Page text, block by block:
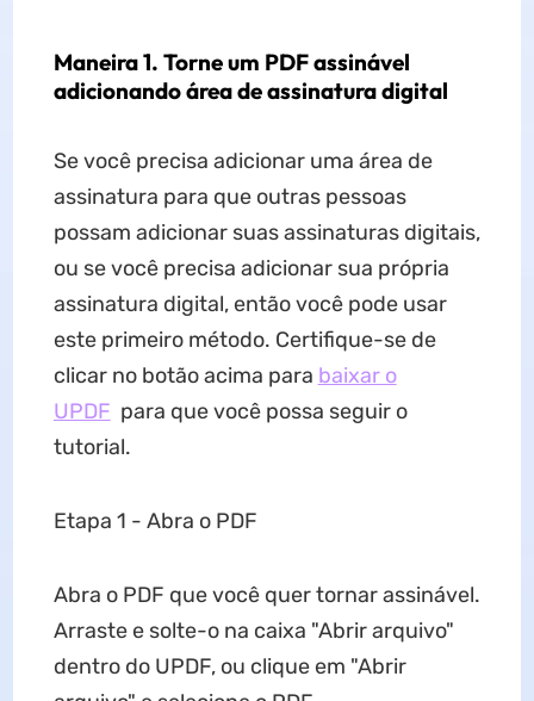
Maneira 1. Torne um PDF assinável
adicionando área de assinatura digital
Se você precisa adicionar uma área de
assinatura para que outras pessoas
possam adicionar suas assinaturas digitais,
ou se você precisa adicionar sua própria
assinatura digital, então você pode usar
este primeiro método. Certifique-se de
clicar no botão acima para baixar o
UPDF para que você possa seguir o
tutorial.
Etapa 1 - Abra o PDF
Abra o PDF que você quer tornar assinável.
Arraste e solte-o na caixa "Abrir arquivo"
dentro do UPDF, ou clique em "Abrir